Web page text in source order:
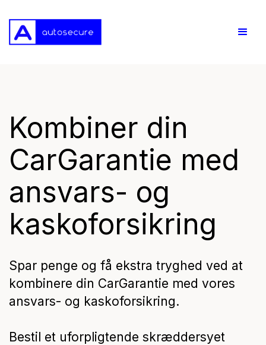
Kombiner din
CarGarantie med
ansvars- og
kaskoforsikring
Spar penge og få ekstra tryghed ved at
kombinere din CarGarantie med vores
ansvars- og kaskoforsikring.
Bestil et uforpligtende skræddersyet